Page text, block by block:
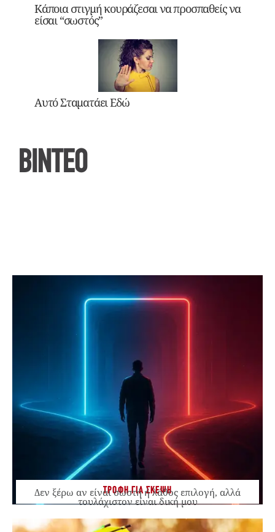
Κάποια στιγμή κουράζεσαι να προσπαθείς να
είσαι “σωστός”
Αυτό Σταματάει Εδώ
ΒΙΝΤΕΟ
ΤΡΟΦΗ ΓΙΑ ΣΚΕΨΗ
Δεν ξέρω αν είναι σωστή ή λάθος επιλογή, αλλά
τουλάχιστον είναι δική μου